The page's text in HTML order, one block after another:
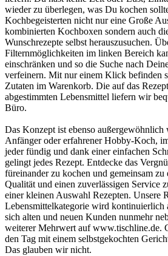
wieder zu überlegen, was Du kochen
Kochbegeisterten nicht nur eine Große
kombinierten Kochboxen sondern auch
Wunschrezepte selbst herauszusuchen.
Filternmöglichkeiten im linken Bereich
einschränken und so die Suche nach
verfeinern. Mit nur einem Klick befinden
Zutaten im Warenkorb. Die auf das
abgestimmten Lebensmittel liefern wir
Büro.
Das Konzept ist ebenso
Anfänger oder erfahrener Hobby-Koch,
jeder fündig und dank einer einfachen
gelingt jedes Rezept. Entdecke das
füreinander zu kochen und gemeinsam zu
Qualität und einen zuverlässigen Service
einer kleinen Auswahl Rezepten. Unsere
Lebensmittelkategorie wird kontinuierlich
sich alten und neuen Kunden nunmehr
weiterer Mehrwert auf www.tischline.de.
den Tag mit einem selbstgekochten
Das glauben wir nicht.